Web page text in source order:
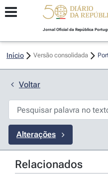
Jornal Oficial da República
Início Versão consolidada
Voltar
Alterações
Relacionados